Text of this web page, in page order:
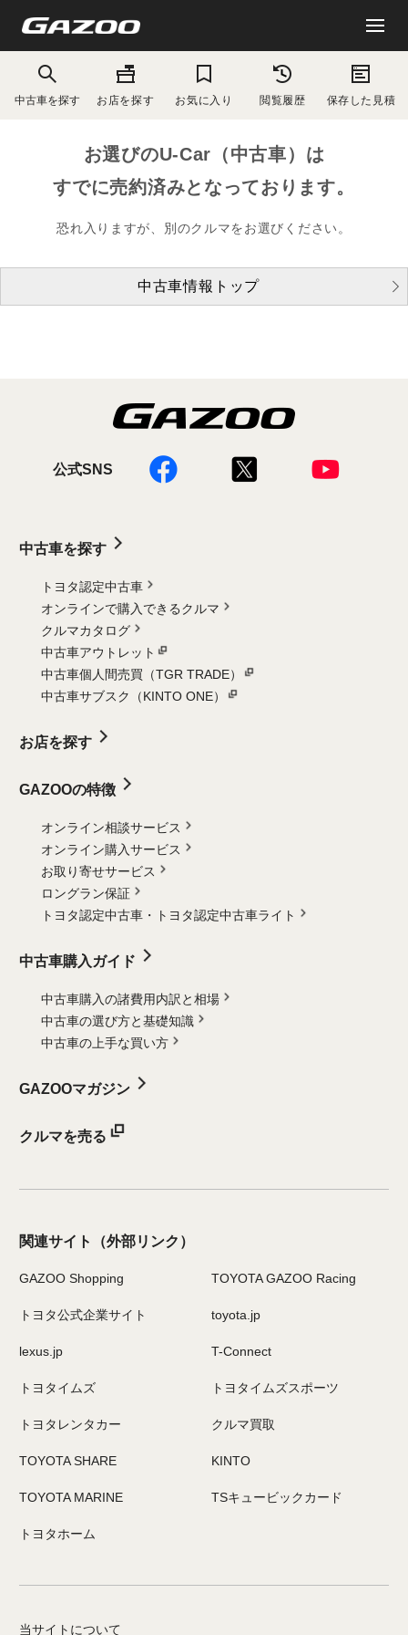
中古車を探す お店を探す お気に入り 閲覧履歴 保存した見積
お選びのU-Car（中古車）は
すでに売約済みとなっております。
恐れ入りますが、別のクルマをお選びください。
中古車情報トップ
公式SNS
中古車を探す
トヨタ認定中古車
オンラインで購入できるクルマ
クルマカタログ
中古車アウトレット
中古車個人間売買（TGR TRADE）
中古車サブスク（KINTO ONE）
お店を探す
GAZOOの特徴
オンライン相談サービス
オンライン購入サービス
お取り寄せサービス
ロングラン保証
トヨタ認定中古車・
トヨタ認定中古車ライト
中古車購入ガイド
中古車購入の諸費用内訳と相場
中古車の選び方と基礎知識
中古車の上手な買い方
GAZOOマガジン
クルマを売る
関連サイト （外部リンク）
GAZOO Shopping TOYOTA GAZOO Racing
トヨタ公式企業サイト toyota.jp
lexus.jp T-Connect
トヨタイムズ トヨタイムズスポーツ
トヨタレンタカー クルマ買取
TOYOTA SHARE KINTO
TOYOTA MARINE TSキュービックカード
トヨタホーム
当サイトについて